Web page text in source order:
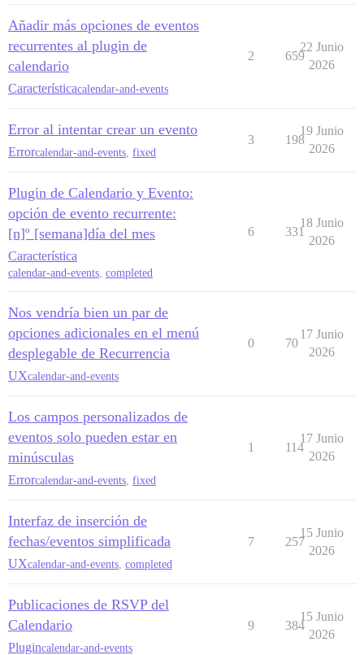
Añadir más opciones de eventos
recurrentes al plugin de
calendario
Característicacalendar-and-events
2 659
22 Junio
2026
Error al intentar crear un evento
Errorcalendar-and-events fixed
3 198
19 Junio
2026
Plugin de Calendario y Evento:
opción de evento recurrente:
[n]º [semana]día del mes
Característica
calendar-and-events, completed
6 331
18 Junio
2026
Nos vendría bien un par de
opciones adicionales en el menú
desplegable de Recurrencia
UXcalendar-and-events
0 70
17 Junio
2026
Los campos personalizados de
eventos solo pueden estar en
minúsculas
Errorcalendar-and-events fixed
1 114
17 Junio
2026
Interfaz de inserción de
fechas/eventos simplificada
UXcalendar-and-events completed
7 257
15 Junio
2026
Publicaciones de RSVP del
Calendario
Plugincalendar-and-events
9 384
15 Junio
2026